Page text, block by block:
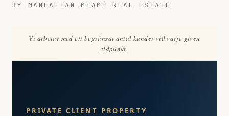
BY MANHATTAN MIAMI REAL ESTATE
Vi arbetar med ett begränsat antal kunder vid varje given
tidpunkt.
PRIVATE CLIENT PROPERTY